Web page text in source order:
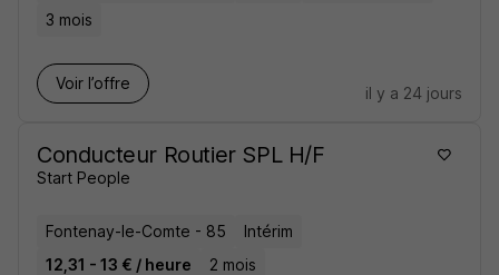
3 mois
Voir l’offre
il y a 24 jours
Conducteur Routier SPL H/F
Start People
Fontenay-le-Comte - 85
Intérim
12,31 - 13 € / heure
2 mois